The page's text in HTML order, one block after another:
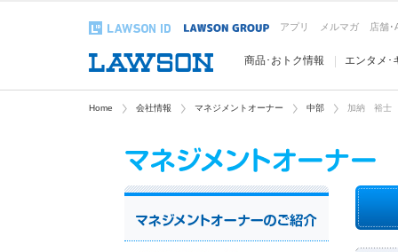
アプリ メルマガ 店舗･
商品･おトク情報 エンタメ･
Home 会社情報 マネジメントオーナー 中部 加納 裕士